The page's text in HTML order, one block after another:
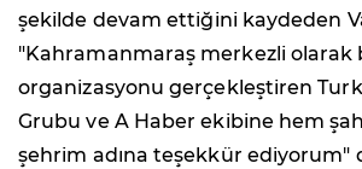
şekilde devam ettiğini kaydeden
"Kahramanmaraş merkezli olarak
organizasyonu gerçekleştiren
Grubu ve A Haber ekibine hem
şehrim adına teşekkür ediyorum"